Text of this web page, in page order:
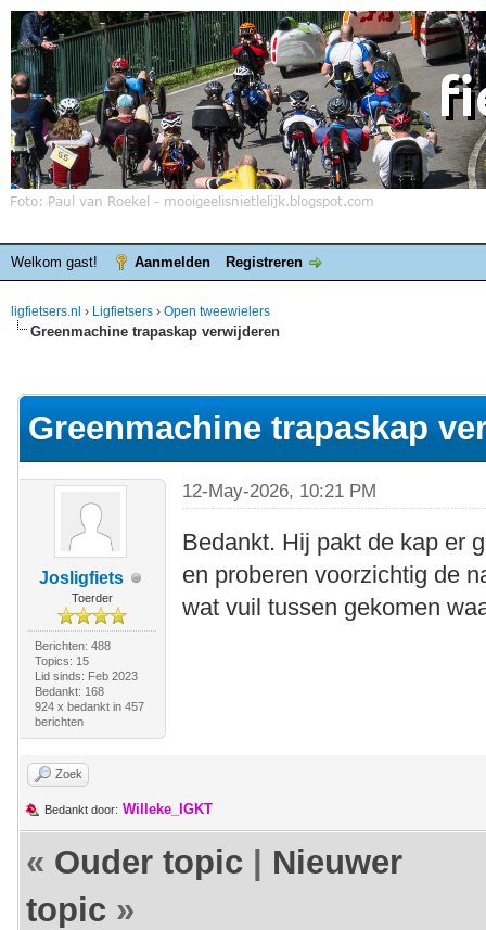
Welkom gast! Aanmelden Registreren
ligfietsers.nl › Ligfietsers › Open tweewielers
Greenmachine trapaskap verwijderen
Greenmachine trapaskap
Josligfiets
Toerder
Berichten: 488
Topics: 15
Lid sinds: Feb 2023
Bedankt: 168
924 x bedankt in 457
berichten
12-May-2026, 10:21 PM
Bedankt. Hij pakt de kap er
en proberen voorzichtig de
wat vuil tussen gekomen
Zoek
Bedankt door: Willeke_IGKT
« Ouder topic
Nieuwer
topic »